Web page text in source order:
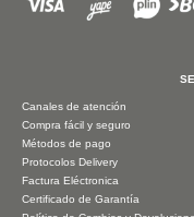
Canales de atención
Compra fácil y seguro
Métodos de pago
Protocolos Delivery
Factura Eléctronica
Certificado de Garantía